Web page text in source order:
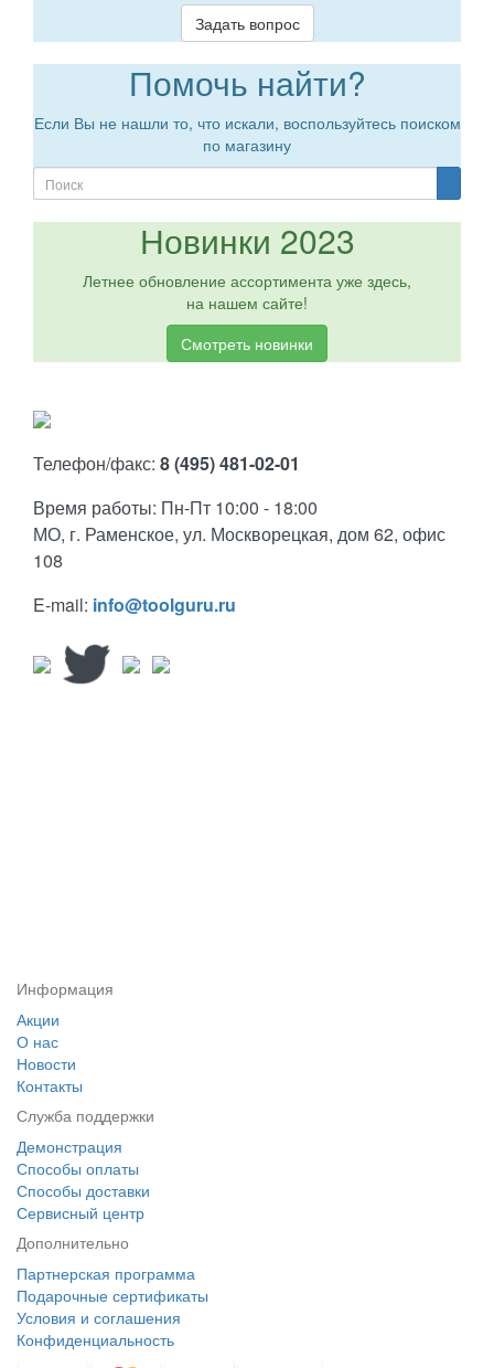
Задать вопрос
Помочь найти?
Если Вы не нашли то, что искали, воспользуйтесь поиском
по магазину
Новинки 2023
Летнее обновление ассортимента уже здесь,
на нашем сайте!
Смотреть новинки
Телефон/факс: 8 (495) 481-02-01
Время работы: Пн-Пт 10:00 - 18:00
МО, г. Раменское, ул. Москворецкая, дом 62, офис
108
E-mail: info@toolguru.ru
Информация
Акции
О нас
Новости
Контакты
Служба поддержки
Демонстрация
Способы оплаты
Способы доставки
Сервисный центр
Дополнительно
Партнерская программа
Подарочные сертификаты
Условия и соглашения
Конфиденциальность